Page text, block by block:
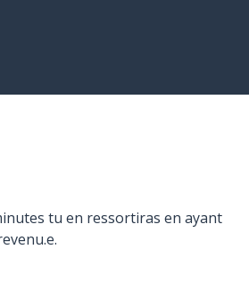
tu en ressortiras en ayant